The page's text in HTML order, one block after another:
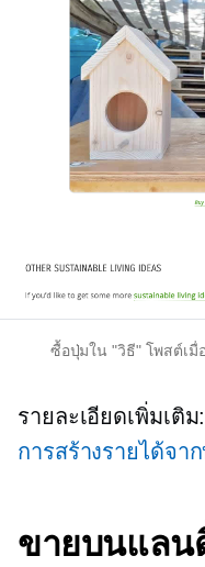
ซื้อปุ่มใน"วิธี"โพสต์เมื่อ
รายละเอียดเพิ่มเติม:
การสร้างรายได้จ
ขายบนแลน